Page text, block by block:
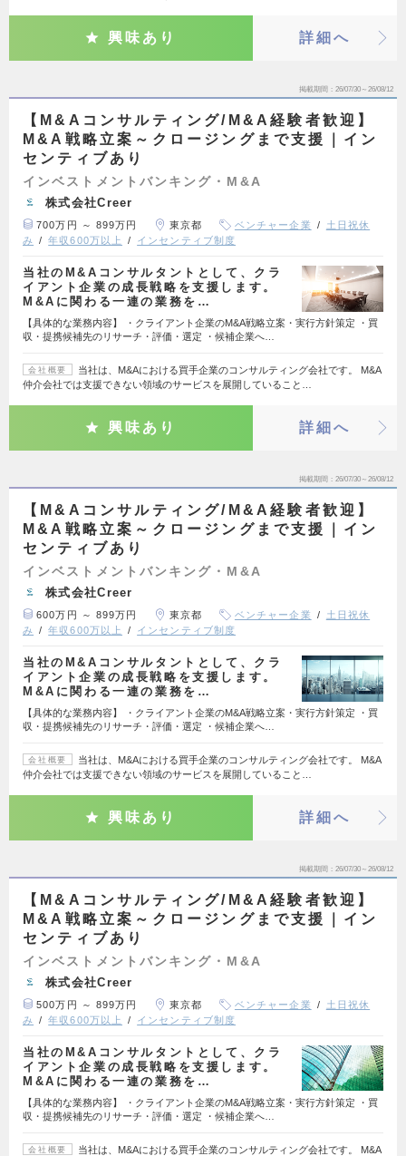
興味あり 詳細へ
掲載期間 26/07/30～26/08/12
【M&Aコンサルティング/M&A経験者歓迎】
M&A戦略立案～クロージングまで支援｜イン
センティブあり
インベストメントバンキング・M&A
株式会社Creer
700万円 ～ 899万円 東京都 ベンチャー企業
土日祝休
み
年収600万以上 インセンティブ制度
当社のM&Aコンサルタントとして、クラ
イアント企業の成長戦略を支援します。
M&Aに関わる一連の業務を…
【具体的な業務内容】 ・クライアント企業のM&A戦略立案・実行方針策定 ・買
収・提携候補先のリサーチ・評価・選定 ・候補企業へ…
会社概要
当社は、M&Aにおける買手企業のコンサルティング会社です。 M&A
仲介会社では支援できない領域のサービスを展開していること…
興味あり 詳細へ
掲載期間 26/07/30～26/08/12
【M&Aコンサルティング/M&A経験者歓迎】
M&A戦略立案～クロージングまで支援｜イン
センティブあり
インベストメントバンキング・M&A
株式会社Creer
600万円 ～ 899万円 東京都 ベンチャー企業
土日祝休
み
年収600万以上 インセンティブ制度
当社のM&Aコンサルタントとして、クラ
イアント企業の成長戦略を支援します。
M&Aに関わる一連の業務を…
【具体的な業務内容】 ・クライアント企業のM&A戦略立案・実行方針策定 ・買
収・提携候補先のリサーチ・評価・選定 ・候補企業へ…
会社概要
当社は、M&Aにおける買手企業のコンサルティング会社です。 M&A
仲介会社では支援できない領域のサービスを展開していること…
興味あり 詳細へ
掲載期間 26/07/30～26/08/12
【M&Aコンサルティング/M&A経験者歓迎】
M&A戦略立案～クロージングまで支援｜イン
センティブあり
インベストメントバンキング・M&A
株式会社Creer
500万円 ～ 899万円 東京都 ベンチャー企業
土日祝休
み
年収600万以上 インセンティブ制度
当社のM&Aコンサルタントとして、クラ
イアント企業の成長戦略を支援します。
M&Aに関わる一連の業務を…
【具体的な業務内容】 ・クライアント企業のM&A戦略立案・実行方針策定 ・買
収・提携候補先のリサーチ・評価・選定 ・候補企業へ…
会社概要
当社は、M&Aにおける買手企業のコンサルティング会社です。 M&A